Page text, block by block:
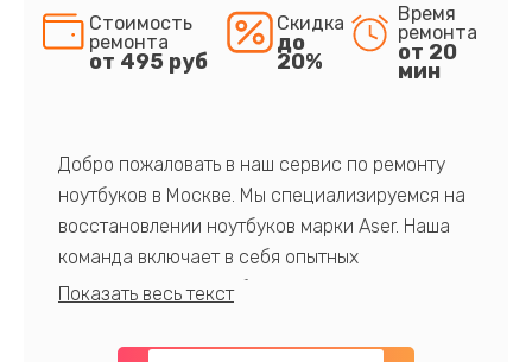
Стоимость
ремонта
от 495 руб
Скидка
до
20%
Время
ремонта
от 20
мин
Добро пожаловать в наш сервис по ремонту
ноутбуков в Москве. Мы специализируемся на
восстановлении ноутбуков марки Aser. Наша
команда включает в себя опытных
профессионалов с обширными знаниями и
предлагаем быстрый и качественный ремонт с